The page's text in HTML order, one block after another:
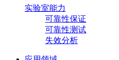
实验室能力
可靠性保证
可靠性测试
失效分析